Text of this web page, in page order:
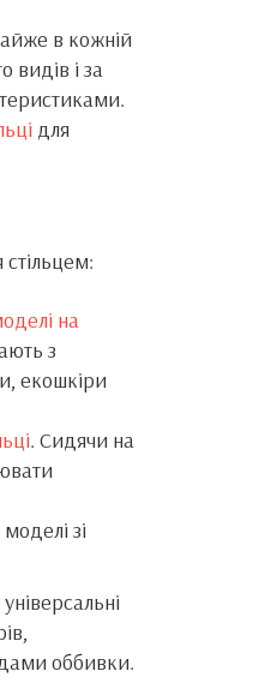
в кожній
видів і за
для
на
з
екошкіри
. Сидячи на
зі
оббивки.